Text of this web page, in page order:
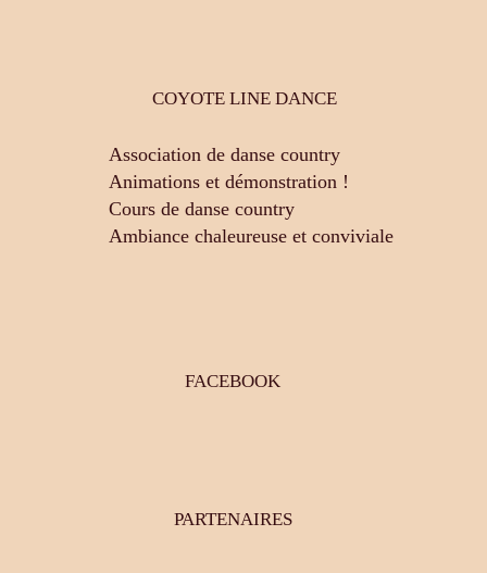
COYOTE LINE DANCE
Association de danse country
Animations et démonstration !
Cours de danse country
Ambiance chaleureuse et conviviale
FACEBOOK
PARTENAIRES